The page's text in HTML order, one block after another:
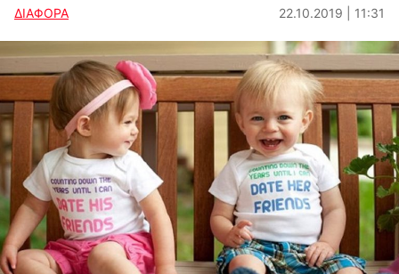
ΔΙΑΦΟΡΑ 22.10.2019 | 11:31